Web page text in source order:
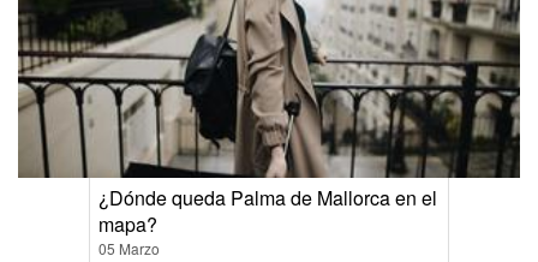
¿Dónde queda Palma de Mallorca en el
mapa?
05 Marzo